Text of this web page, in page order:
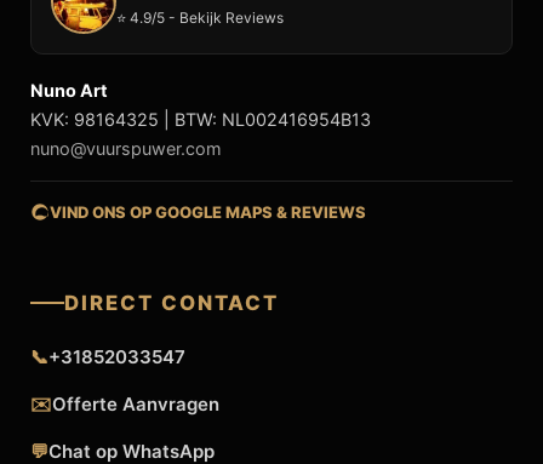
⭐ 4.9/5 - Bekijk Reviews
Nuno Art
KVK: 98164325 | BTW: NL002416954B13
nuno@vuurspuwer.com
VIND ONS OP GOOGLE MAPS & REVIEWS
DIRECT CONTACT
📞+31852033547
✉️Offerte Aanvragen
💬Chat op WhatsApp